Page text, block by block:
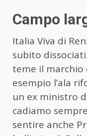
Campo
Italia Viva di
subito
teme il marchio
esempio l’ala
un ex ministro
cadiamo
sentire anche